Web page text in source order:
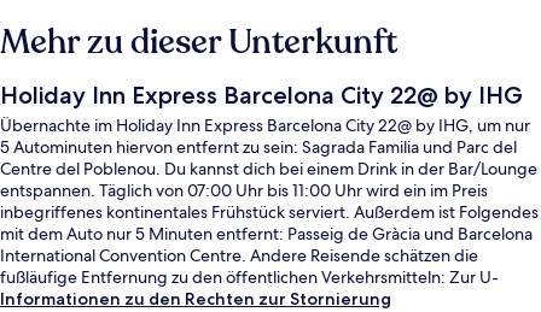
Mehr zu dieser Unterkunft
Holiday Inn Express Barcelona City 22@ by IHG
Übernachte im Holiday Inn Express Barcelona City 22@ by IHG, um nur
5 Autominuten hiervon entfernt zu sein: Sagrada Familia und Parc del
Centre del Poblenou. Du kannst dich bei einem Drink in der Bar/Lounge
entspannen. Täglich von 07:00 Uhr bis 11:00 Uhr wird ein im Preis
inbegriffenes kontinentales Frühstück serviert. Außerdem ist Folgendes
mit dem Auto nur 5 Minuten entfernt: Passeig de Gràcia und Barcelona
International Convention Centre. Andere Reisende schätzen die
fußläufige Entfernung zu den öffentlichen Verkehrsmitteln: Zur U-
Bahn-Station Llacuna sind es 4 und zur U-Bahn-Station Poblenou sind es
Informationen zu den Rechten zur Stornierung